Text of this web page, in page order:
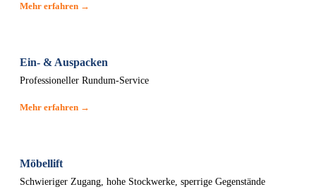
Mehr erfahren →
Ein- & Auspacken
Professioneller Rundum-Service
Mehr erfahren →
Möbellift
Schwieriger Zugang, hohe Stockwerke, sperrige Gegenstände